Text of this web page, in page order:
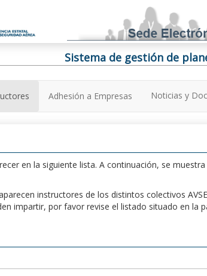
Sistema de gestión de
Adhesión a Empresas Noticias y
en la siguiente lista. A continuación, se
instructores de los distintos colectivos
impartir, por favor revise el listado situado en la